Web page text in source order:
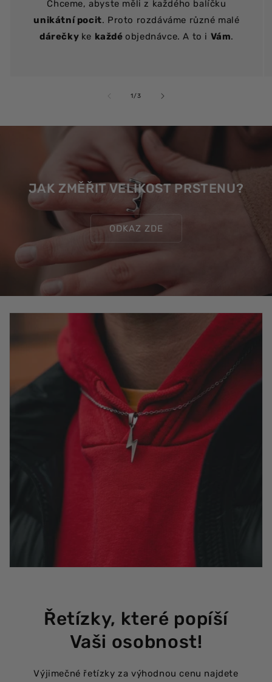
Chceme, abyste měli z každého balíčku
unikátní pocit. Proto rozdáváme různé malé
dárečky ke každé objednávce. A to i Vám.
1/z3
JAK ZMĚŘIT VELIKOST PRSTENU?
ODKAZ ZDE
Řetízky, které popíší
Vaši osobnost!
Výjimečné řetízky za výhodnou cenu najdete